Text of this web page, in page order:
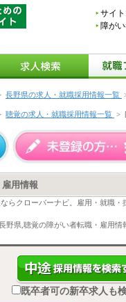
サイ
障が
長野県の求人・就職採用情報一覧
聴覚の求人・就職採用情報一覧 >
用情報
らクローバーナビ。雇用・就職・
県,聴覚の障がい者転職・雇用情
既卒者可の新卒求人も